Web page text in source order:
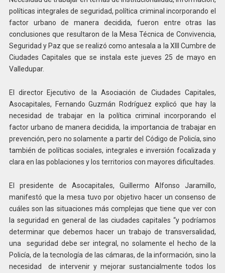
políticas integrales de seguridad, política criminal incorporando el
factor urbano de manera decidida, fueron entre otras las
conclusiones que resultaron de la Mesa Técnica de Convivencia,
Seguridad y Paz que se realizó como antesala a la XIII Cumbre de
Ciudades Capitales que se instala este jueves 25 de mayo en
Valledupar.
El director Ejecutivo de la Asociación de Ciudades Capitales,
Asocapitales, Fernando Guzmán Rodríguez explicó que hay la
necesidad de trabajar en la política criminal incorporando el
factor urbano de manera decidida, la importancia de trabajar en
prevención, pero no solamente a partir del Código de Policía, sino
también de políticas sociales, integrales e inversión focalizada y
clara en las poblaciones y los territorios con mayores dificultades.
El presidente de Asocapitales, Guillermo Alfonso Jaramillo,
manifestó que la mesa tuvo por objetivo hacer un consenso de
cuáles son las situaciones más complejas que tiene que ver con
la seguridad en general de las ciudades capitales “y podríamos
determinar que debemos hacer un trabajo de transversalidad,
una seguridad debe ser integral, no solamente el hecho de la
Policía, de la tecnología de las cámaras, de la información, sino la
necesidad de intervenir y mejorar sustancialmente todos los